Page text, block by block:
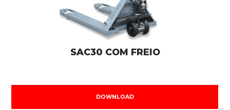
SAC30 COM FREIO
DOWNLOAD